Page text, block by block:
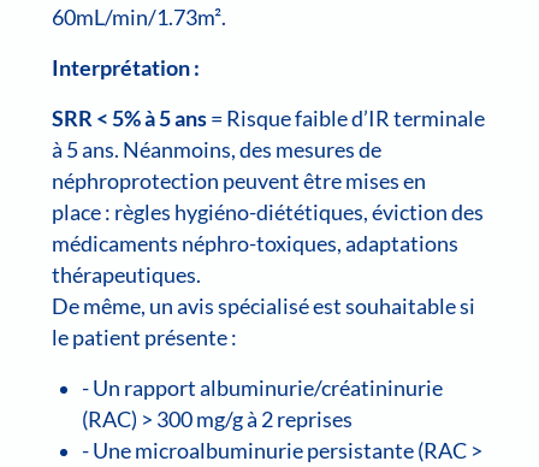
60mL/min/1.73m².
Interprétation :
SRR < 5% à 5 ans= Risque faible d’IR terminale
à 5 ans. Néanmoins, des mesures de
néphroprotection peuvent être mises en
place : règles hygiéno-diététiques, éviction des
médicaments néphro-toxiques, adaptations
thérapeutiques.
De même, un avis spécialisé est souhaitable si
le patient présente :
- Un rapport albuminurie/créatininurie
(RAC) > 300 mg/g à 2 reprises
- Une microalbuminurie persistante (RAC >